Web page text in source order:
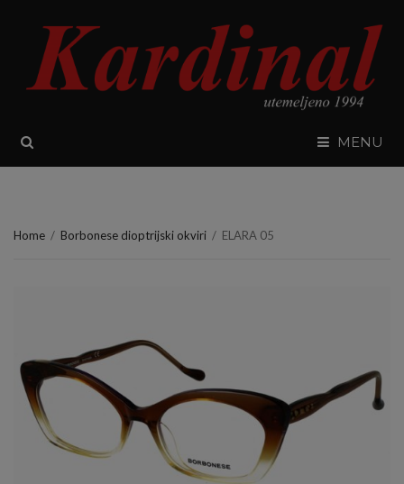
MENU
Home / Borbonese dioptrijski okviri / ELARA 05